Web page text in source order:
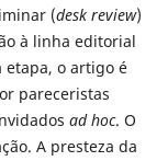
(desk review)
à linha editorial
etapa, o artigo é
pareceristas
ad hoc. O
A presteza da